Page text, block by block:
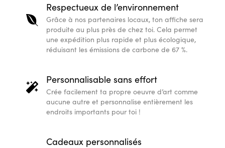
Respectueux de l’environnement
Grâce à nos partenaires locaux, ton affiche sera
produite au plus près de chez toi. Cela permet
une expédition plus rapide et plus écologique,
réduisant les émissions de carbone de 67 %.
Personnalisable sans effort
Crée facilement ta propre oeuvre d’art comme
aucune autre et personnalise entièrement les
endroits importants pour toi !
Cadeaux personnalisés